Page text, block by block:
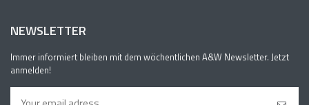
NEWSLETTER
Immer informiert bleiben mit dem wöchentlichen A&W Newsletter. Jetzt
anmelden!